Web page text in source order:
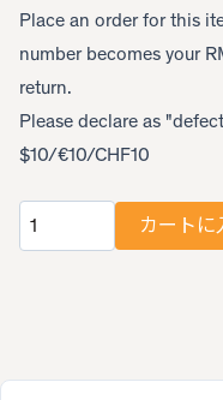
Place an order for this
number becomes your
return.
Please declare as
$10/€10/CHF10
数量
カートに